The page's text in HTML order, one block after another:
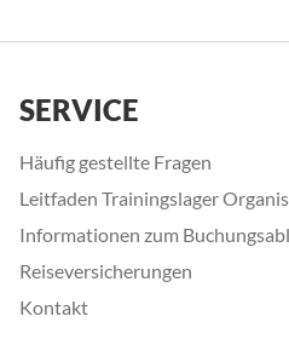
SERVICE
Häufig gestellte Fragen
Leitfaden Trainingslager
Informationen zum
Reiseversicherungen
Kontakt